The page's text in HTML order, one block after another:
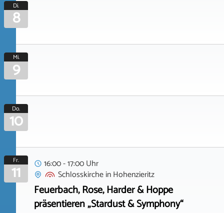
Di.
8
Mi.
9
Do.
10
Fr.
11
16:00 - 17:00 Uhr
SchlosskircheinHohenzieritz
Feuerbach, Rose, Harder & Hoppe
präsentieren „Stardust & Symphony“